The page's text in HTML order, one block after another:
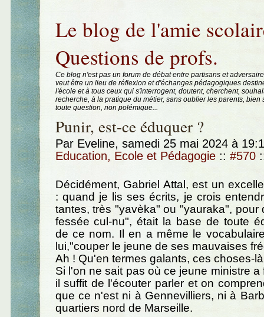
Le blog de l'amie
Questions de profs.
Ce blog n'est pas un forum de débat entre partisans et
veut être un lieu de réflexion et d'échanges pédagogiques
l'école et à tous ceux qui s'interrogent, doutent, cherchent,
recherche, à la pratique du métier, sans oublier les parents, bien
toute question, non polémique...
Punir, est-ce éduquer ?
Par Eveline, samedi 25 mai 2024 à
Education, Ecole et Pédagogie :: #570
Décidément, Gabriel Attal, est un
: quand je lis ses écrits, je crois
tantes, très "yavèka" ou "yauraka", pour
fessée cul-nu", était la base de toute
de ce nom. Il en a même le
lui,"couper le jeune de ses mauvaises
Ah ! Qu'en termes galants, ces choses-
Si l'on ne sait pas où ce jeune ministre a
il suffit de l'écouter parler et on
que ce n'est ni à Gennevilliers, ni à
quartiers nord de Marseille.